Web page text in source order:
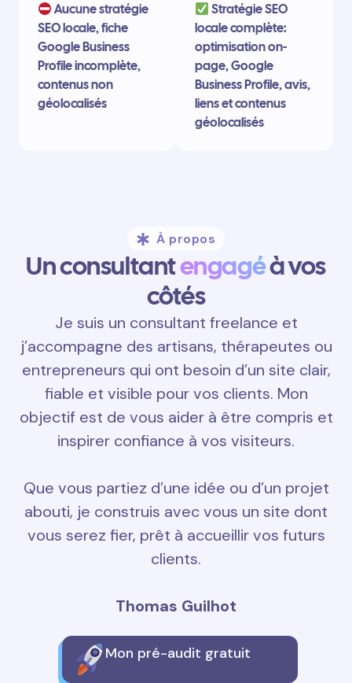
Aucune stratégie
SEO locale, fiche
Google Business
Profile incomplète,
contenus non
géolocalisés
Stratégie SEO
locale complète:
optimisation on-
page, Google
Business Profile, avis,
liens et contenus
géolocalisés
À propos
Un consultantengagéà vos
côtés
Je suis un consultant freelance et
j’accompagne des artisans, thérapeutes ou
entrepreneurs qui ont besoin d’un site clair,
fiable et visible pour vos clients. Mon
objectif est de vous aider à être compris et
inspirer confiance à vos visiteurs.
Que vous partiez d’une idée ou d’un projet
abouti, je construis avec vous un site dont
vous serez fier, prêt à accueillir vos futurs
clients.
Thomas Guilhot
Mon pré-audit gratuit